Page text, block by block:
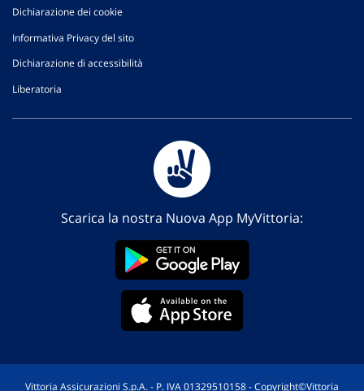
Dichiarazione dei cookie
Informativa Privacy del sito
Dichiarazione di accessibilità
Liberatoria
Scarica la nostra Nuova App MyVittoria:
Vittoria Assicurazioni S.p.A. - P. IVA 01329510158 - Copyright©Vittoria